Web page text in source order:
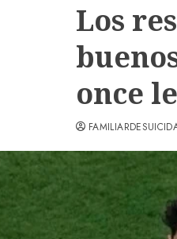
Los
once